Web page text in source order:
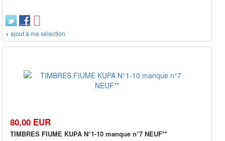
+ ajout à ma sélection
80,00 EUR
TIMBRES FIUME KUPA N°1-10 manque n°7 NEUF**